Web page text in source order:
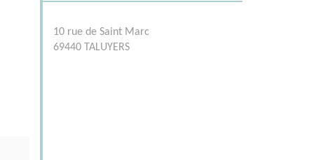
10 rue de Saint Marc
69440 TALUYERS